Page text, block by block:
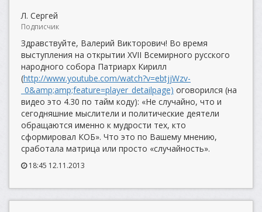
Л. Сергей
Подписчик
Здравствуйте, Валерий Викторович! Во время
выступления на открытии XVII Всемирного русского
народного собора Патриарх Кирилл
(http://www.youtube.com/watch?v=ebtjjWzv-
_0&amp;amp;feature=player_detailpage) оговорился (на
видео это 4.30 по тайм коду): «Не случайно, что и
сегодняшние мыслители и политические деятели
обращаются именно к мудрости тех, кто
сформировал КОБ». Что это по Вашему мнению,
сработала матрица или просто «случайность».
18:45 12.11.2013